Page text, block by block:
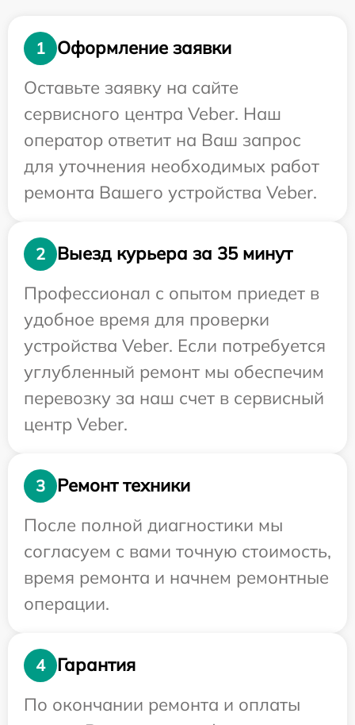
1
Оформление заявки
Оставьте заявку на сайте
сервисного центра Veber. Наш
оператор ответит на Ваш запрос
для уточнения необходимых работ
ремонта Вашего устройства Veber.
2
Выезд курьера за 35 минут
Профессионал с опытом приедет в
удобное время для проверки
устройства Veber. Если потребуется
углубленный ремонт мы обеспечим
перевозку за наш счет в сервисный
центр Veber.
3
Ремонт техники
После полной диагностики мы
согласуем с вами точную стоимость,
время ремонта и начнем ремонтные
операции.
4
Гарантия
По окончании ремонта и оплаты